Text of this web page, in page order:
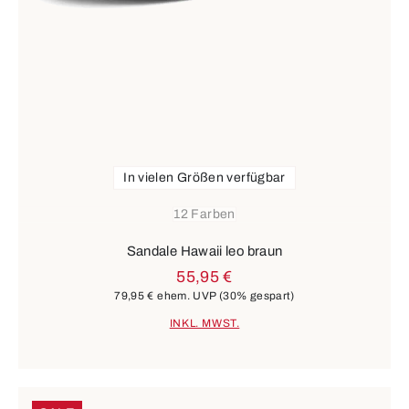
12 Farben
In vielen Größen verfügbar
Sandale Hawaii leo braun
55,95 €
79,95 € ehem. UVP (30% gespart)
INKL. MWST.